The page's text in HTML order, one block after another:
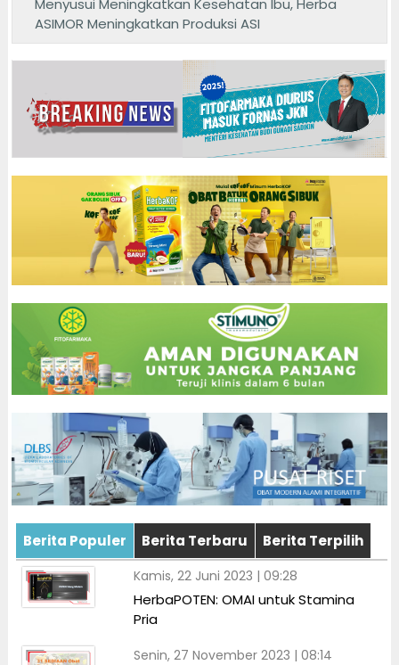
Menyusui Meningkatkan Kesehatan Ibu, Herba
ASIMOR Meningkatkan Produksi ASI
Berita Populer Berita Terbaru Berita Terpilih
Kamis, 22 Juni 2023 | 09:28
HerbaPOTEN: OMAI untuk Stamina
Pria
Senin, 27 November 2023 | 08:14